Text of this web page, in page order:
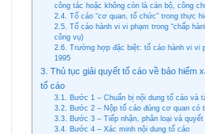
công tác hoặc không còn là cán bộ, công
2.4. Tố cáo “cơ quan, tổ chức” trong thực
2.5. Tố cáo hành vi vi phạm trong “chấp
công vụ)
2.6. Trường hợp đặc biệt: tố cáo hành vi vi
1995
3. Thủ tục giải quyết tố cáo về bảo hiểm
tố cáo
3.1. Bước 1 – Chuẩn bị nội dung tố cáo và
3.2. Bước 2 – Nộp tố cáo đúng cơ quan có
3.3. Bước 3 – Tiếp nhận, phân loại và
3.4. Bước 4 – Xác minh nội dung tố cáo